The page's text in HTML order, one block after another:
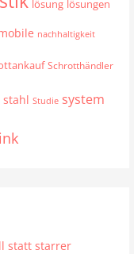
lösung lösungen
nachhaltigkeit
Schrotthändler
stahl Studie system
statt starrer